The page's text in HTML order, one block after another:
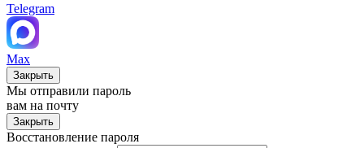
Telegram
Max
Закрыть
Мы отправили пароль
вам на почту
Закрыть
Восстановление пароля